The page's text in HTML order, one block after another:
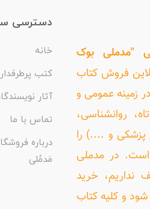
"مدملی بوک
آنلاین فروش کتاب
زمینه عمومی و
روانشناسی،
پزشکی و ....) را
است. در مدملی
خرید
و کلیه کتاب
دسترسی
خانه
کتب پرطرفدار
آثار
تماس با ما
درباره
مَدمُلی